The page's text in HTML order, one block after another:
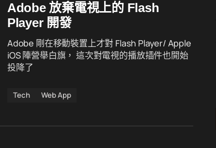
Adobe 放棄電視上的 Flash
Player 開發
Adobe 剛在移動裝置上才對 Flash Player/ Apple
iOS 陣營舉白旗， 這次對電視的播放插件也開始
投降了
Tech Web App